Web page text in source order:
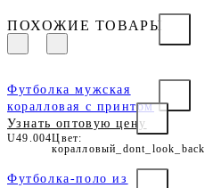
ПОХОЖИЕ ТОВАРЫ
Футболка мужская
коралловая с принтом
Узнать оптовую цену
U49.004Цвет:
коралловый_dont_look_back
Футболка-поло из